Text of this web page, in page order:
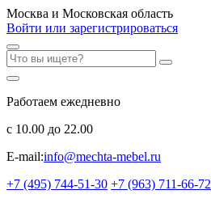
Москва и Московская область
Войти или зарегистрироваться
Работаем ежедневно
с 10.00 до 22.00
E-mail:info@mechta-mebel.ru
+7 (495) 744-51-30 +7 (963) 711-66-72